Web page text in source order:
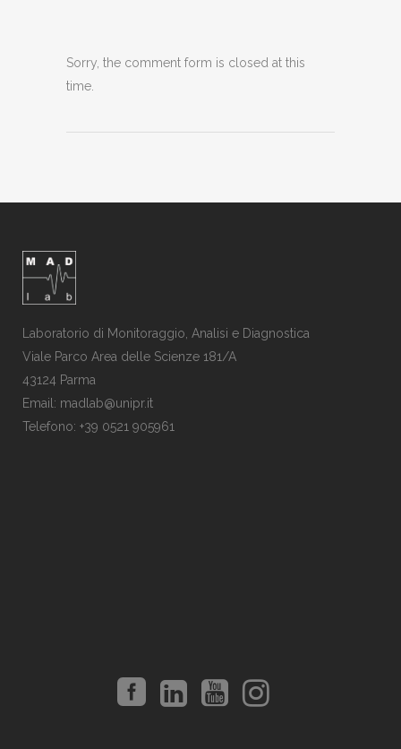
Sorry, the comment form is closed at this
time.
Laboratorio di Monitoraggio, Analisi e Diagnostica
Viale Parco Area delle Scienze 181/A
43124 Parma
Email: madlab@unipr.it
Telefono: +39 0521 905961